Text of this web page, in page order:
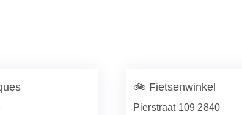
🚲 Fietsenwinkel
Pierstraat 109 2840